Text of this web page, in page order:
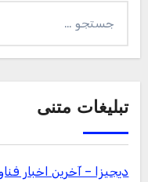
برای:
تبلیغات متنی
دیجیزا – آخرین اخبار